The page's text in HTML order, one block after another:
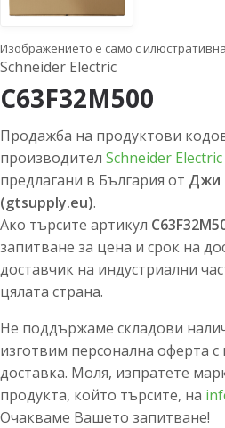
Изображението е само с
Schneider Electric
C63F32M500
Продажба на продуктови
производител Schneider Electric
предлагани в България от Джи
(gtsupply.eu).
Ако търсите артикул
запитване за цена и срок на
доставчик на индустриални
цялата страна.
Не поддържаме складови
изготвим персонална оферта
доставка. Моля, изпратете
продукта, който търсите, на
Очакваме Вашето запитване!